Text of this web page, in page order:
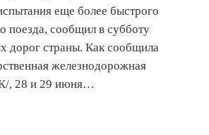
еще более быстрого
поезда, сообщил в субботу
дорог страны. Как сообщила
железнодорожная
, 28 и 29 июня…